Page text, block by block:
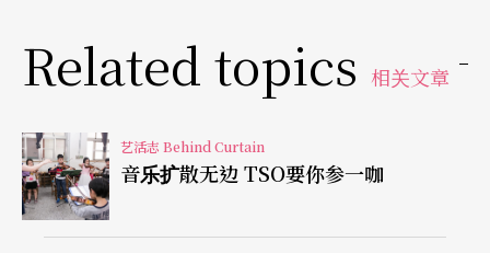
纪录片中有看了令人心酸的一幕，紧接查尔斯与戴
安娜出巡，无数镜头拥向民众争相亲近戴安娜的片
段之后，在某国家级宴会上，查尔斯给宾客们说了
他私人调校的一个笑话：
「我应该有两位太太，一个在街头，一个在街尾，
Related topics 相关文章
艺活志 Behind Curtain
音乐扩散无边 TSO要你参一咖